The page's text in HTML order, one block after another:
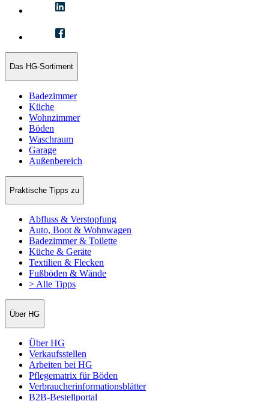
Das HG-Sortiment
Badezimmer
Küche
Wohnzimmer
Böden
Waschraum
Garage
Außenbereich
Praktische Tipps zu
Abfluss & Verstopfung
Auto, Boot & Wohnwagen
Badezimmer & Toilette
Küche & Geräte
Textilien & Flecken
Fußböden & Wände
> Alle Tipps
Über HG
Über HG
Verkaufsstellen
Arbeiten bei HG
Pflegematrix für Böden
Verbraucherinformationsblätter
B2B-Bestellportal